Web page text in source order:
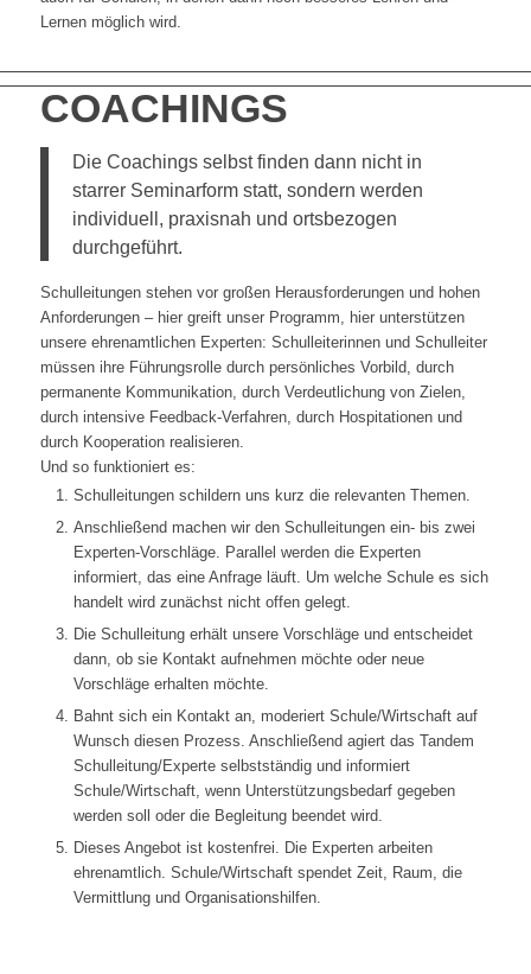
Lernen möglich wird.
COACHINGS
Die Coachings selbst finden dann nicht in
starrer Seminarform statt, sondern werden
individuell, praxisnah und ortsbezogen
durchgeführt.
Schulleitungen stehen vor großen Herausforderungen und hohen
Anforderungen – hier greift unser Programm, hier unterstützen
unsere ehrenamtlichen Experten: Schulleiterinnen und Schulleiter
müssen ihre Führungsrolle durch persönliches Vorbild, durch
permanente Kommunikation, durch Verdeutlichung von Zielen,
durch intensive Feedback-Verfahren, durch Hospitationen und
durch Kooperation realisieren.
Und so funktioniert es:
Schulleitungen schildern uns kurz die relevanten Themen.
Anschließend machen wir den Schulleitungen ein- bis zwei
Experten-Vorschläge. Parallel werden die Experten
informiert, das eine Anfrage läuft. Um welche Schule es sich
handelt wird zunächst nicht offen gelegt.
Die Schulleitung erhält unsere Vorschläge und entscheidet
dann, ob sie Kontakt aufnehmen möchte oder neue
Vorschläge erhalten möchte.
Bahnt sich ein Kontakt an, moderiert Schule/Wirtschaft auf
Wunsch diesen Prozess. Anschließend agiert das Tandem
Schulleitung/Experte selbstständig und informiert
Schule/Wirtschaft, wenn Unterstützungsbedarf gegeben
werden soll oder die Begleitung beendet wird.
Dieses Angebot ist kostenfrei. Die Experten arbeiten
ehrenamtlich. Schule/Wirtschaft spendet Zeit, Raum, die
Vermittlung und Organisationshilfen.